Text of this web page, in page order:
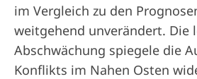
im Vergleich zu den
weitgehend unverändert. Die
Abschwächung spiegele die
Konflikts im Nahen Osten